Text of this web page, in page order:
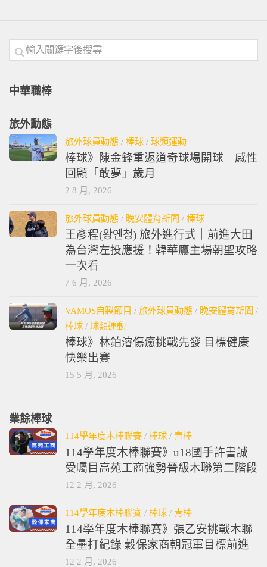
中華職棒
旅外動態
旅外球員動態 / 棒球 / 球類運動
棒球》陳金鋒重返道奇球場開球 感性
回顧「敢夢」歲月
2 8 月, 2026
旅外球員動態 / 晚安體育新聞 / 棒球
王彥程(왕옌청) 旅外進行式｜前進大田
為台灣左投應援！韓華鷹主場朝聖攻略
一次看
7 6 月, 2026
VAMOS自製節目 / 旅外球員動態 / 晚安體育新聞 /
棒球 / 球類運動
棒球》林鉑濬傷癒挑戰先發 目標健康
快樂出賽
15 5 月, 2026
業餘棒球
114學年度木棒聯賽 / 棒球 / 青棒
114學年度木棒聯賽》u18國手許書誠
受囑目高苑工商強勢晉級木聯第二階段
12 2 月, 2026
114學年度木棒聯賽 / 棒球 / 青棒
114學年度木棒聯賽》張乙安挑戰木聯
全壘打紀錄 穀保家商朝冠軍目標前進
12 2 月, 2026